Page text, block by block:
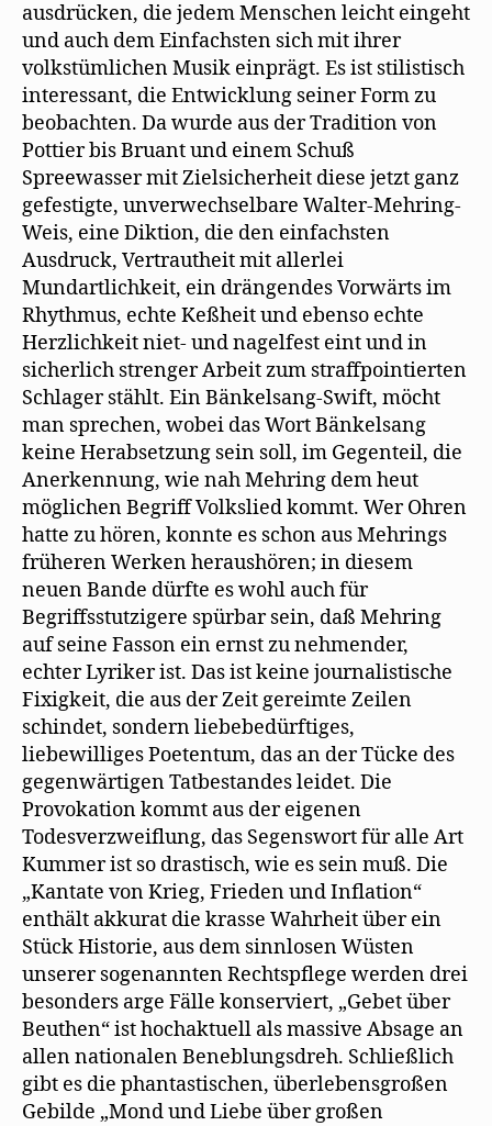
ausdrücken, die jedem Menschen leicht eingeht
und auch dem Einfachsten sich mit ihrer
volkstümlichen Musik einprägt. Es ist stilistisch
interessant, die Entwicklung seiner Form zu
beobachten. Da wurde aus der Tradition von
Pottier bis Bruant und einem Schuß
Spreewasser mit Zielsicherheit diese jetzt ganz
gefestigte, unverwechselbare Walter-Mehring-
Weis, eine Diktion, die den einfachsten
Ausdruck, Vertrautheit mit allerlei
Mundartlichkeit, ein drängendes Vorwärts im
Rhythmus, echte Keßheit und ebenso echte
Herzlichkeit niet- und nagelfest eint und in
sicherlich strenger Arbeit zum straffpointierten
Schlager stählt. Ein Bänkelsang-Swift, möcht
man sprechen, wobei das Wort Bänkelsang
keine Herabsetzung sein soll, im Gegenteil, die
Anerkennung, wie nah Mehring dem heut
möglichen Begriff Volkslied kommt. Wer Ohren
hatte zu hören, konnte es schon aus Mehrings
früheren Werken heraushören; in diesem
neuen Bande dürfte es wohl auch für
Begriffsstutzigere spürbar sein, daß Mehring
auf seine Fasson ein ernst zu nehmender,
echter Lyriker ist. Das ist keine journalistische
Fixigkeit, die aus der Zeit gereimte Zeilen
schindet, sondern liebebedürftiges,
liebewilliges Poetentum, das an der Tücke des
gegenwärtigen Tatbestandes leidet. Die
Provokation kommt aus der eigenen
Todesverzweiflung, das Segenswort für alle Art
Kummer ist so drastisch, wie es sein muß. Die
„Kantate von Krieg, Frieden und Inflation“
enthält akkurat die krasse Wahrheit über ein
Stück Historie, aus dem sinnlosen Wüsten
unserer sogenannten Rechtspflege werden drei
besonders arge Fälle konserviert, „Gebet über
Beuthen“ ist hochaktuell als massive Absage an
allen nationalen Beneblungsdreh. Schließlich
gibt es die phantastischen, überlebensgroßen
Gebilde „Mond und Liebe über großen